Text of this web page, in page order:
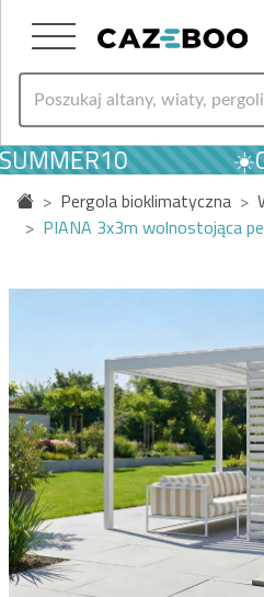
Pergola bioklimatyczna
PIANA 3x3m wolnostojąca